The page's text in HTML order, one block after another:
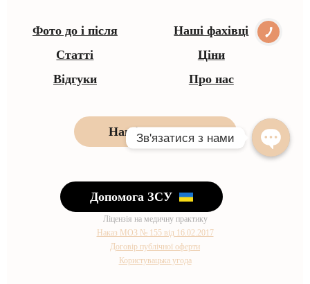
Фото до і після
Наші фахівці
Статті
Ціни
Відгуки
Про нас
Наші контакти
Допомога ЗСУ
Ліцензія на медичну практику
Наказ МОЗ № 155 від 16.02.2017
Договір публічної оферти
Користувацька угода